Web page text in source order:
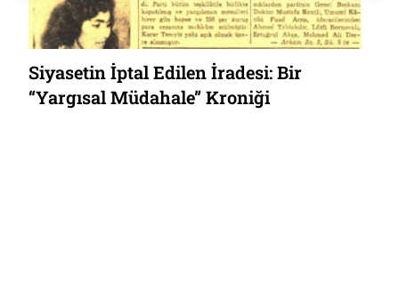
Siyasetin İptal Edilen İradesi: Bir
“Yargısal Müdahale” Kroniği